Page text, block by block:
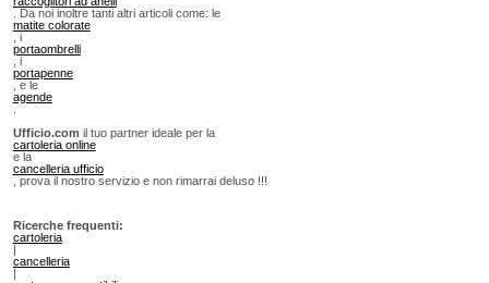
. Da noi inoltre tanti altri articoli come: le
matite colorate
, i
portaombrelli
, i
portapenne
, e le
agende
Ufficio.com il tuo partner ideale per la
cartoleria online
e la
cancelleria ufficio
, prova il nostro servizio e non rimarrai deluso !!!
Ricerche frequenti:
cartoleria
|
cancelleria
|